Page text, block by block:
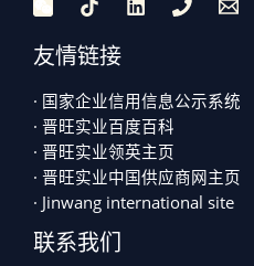
友情链接
· 国家企业信用信息公示系统
· 晋旺实业百度百科
· 晋旺实业领英主页
· 晋旺实业中国供应商网主页
· Jinwang international site
联系我们